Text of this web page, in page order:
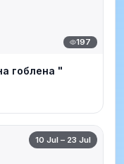
197
гоблена "
10 Jul – 23 Jul